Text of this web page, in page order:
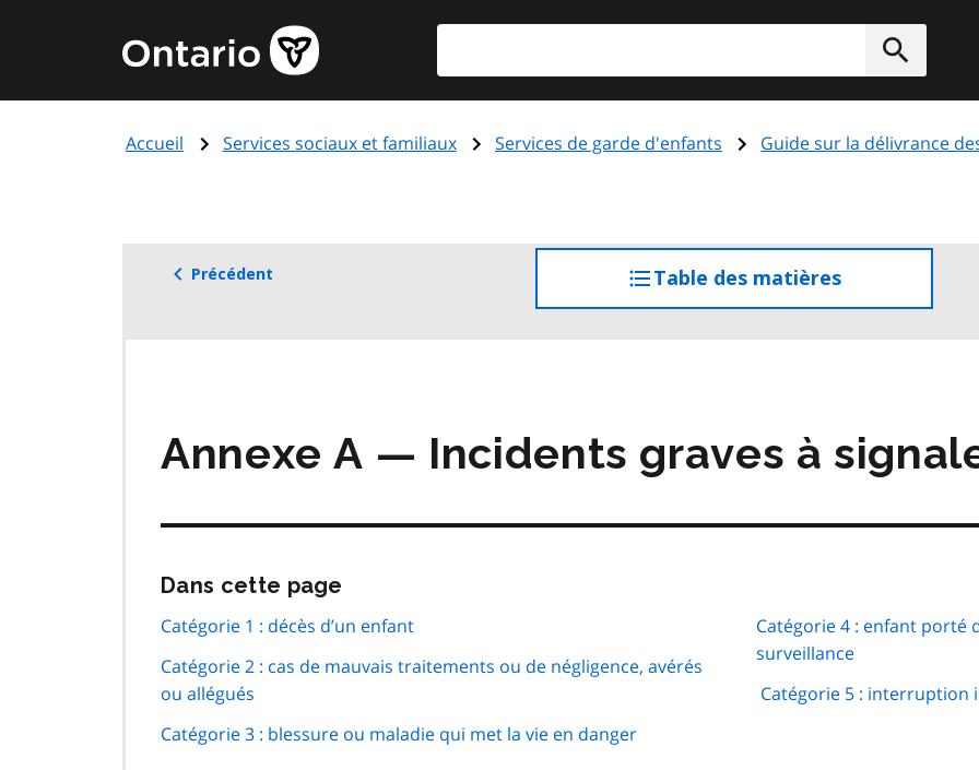
principal
Page
d'accueil
de
Accueil Services sociaux et familiaux Services de garde d'enfants Guide sur la délivrance
Précédent Table des matièresaccéder
à
Annexe A — Incidents graves à
Dans cette page
navigation
page
Catégorie 1 : décès d’un enfant
Catégorie 2 : cas de mauvais traitements ou de négligence, avérés
ou allégués
Catégorie 3 : blessure ou maladie qui met la vie en danger
Catégorie 4 : enfant porté
surveillance
Catégorie 5 : interruption